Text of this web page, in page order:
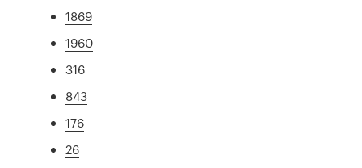
1869
1960
316
843
176
26